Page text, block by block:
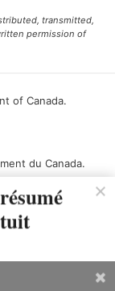
transmitted,
permission of
of Canada.
du Canada.